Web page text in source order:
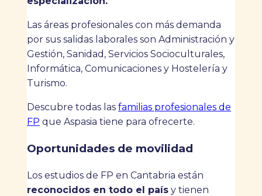
Las áreas profesionales con más demanda
por sus salidas laborales son Administración y
Gestión, Sanidad, Servicios Socioculturales,
Informática, Comunicaciones y Hostelería y
Turismo.
Descubre todas las familias profesionales de
FP que Aspasia tiene para ofrecerte.
Oportunidades de movilidad
Los estudios de FP en Cantabria están
reconocidos en todo el país y tienen